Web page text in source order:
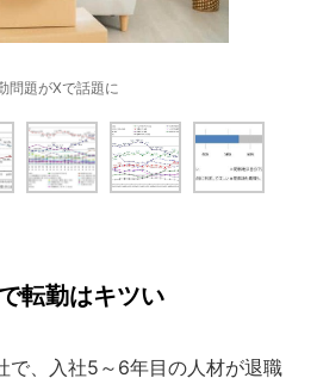
問題がXで話題に
転勤はキツい
、入社5～6年目の人材が退職